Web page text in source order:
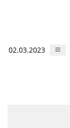
02.03.2023